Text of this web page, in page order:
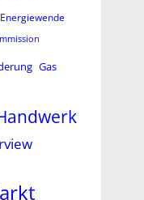
Energiewende
Gas